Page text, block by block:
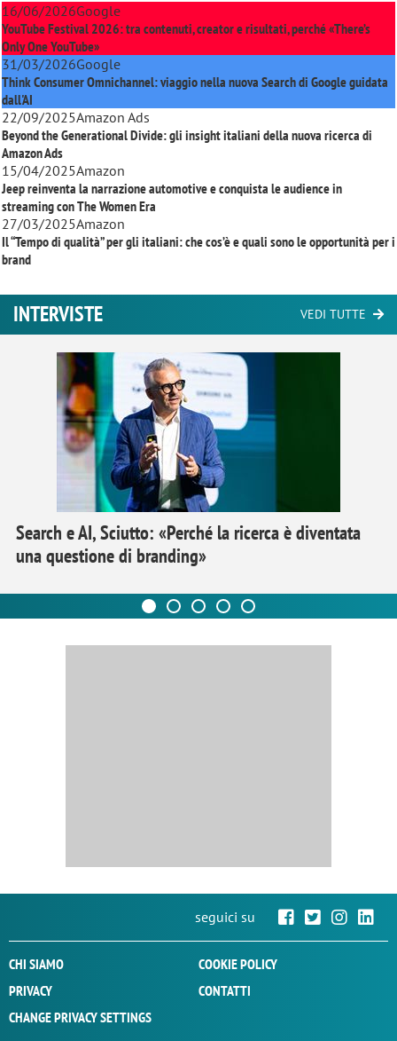
16/06/2026Google
YouTube Festival 2026: tra contenuti, creator e risultati, perché «There’s
Only One YouTube»
31/03/2026Google
Think Consumer Omnichannel: viaggio nella nuova Search di Google guidata
dall'AI
22/09/2025Amazon Ads
Beyond the Generational Divide: gli insight italiani della nuova ricerca di
Amazon Ads
15/04/2025Amazon
Jeep reinventa la narrazione automotive e conquista le audience in
streaming conThe Women Era
27/03/2025Amazon
Il “Tempo di qualità” per gli italiani: che cos’è e quali sono le opportunità per i
brand
INTERVISTE VEDI TUTTE
Search e AI, Sciutto: «Perché la ricerca è diventata
una questione di branding»
seguici su
CHI SIAMO
COOKIE POLICY
PRIVACY
CONTATTI
CHANGE PRIVACY SETTINGS